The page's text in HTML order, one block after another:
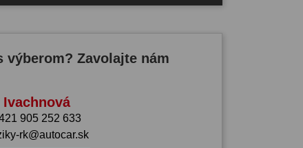
výberom? Zavolajte nám
Ivachnová
905 252 633
rk@autocar.sk